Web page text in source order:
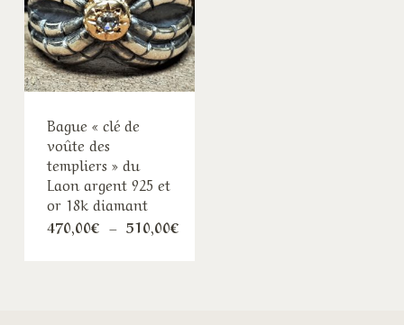
Bague « clé de
voûte des
templiers » du
Laon argent 925 et
or 18k diamant
470,00€ – 510,00€Plage
de